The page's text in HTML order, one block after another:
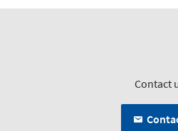
Contact